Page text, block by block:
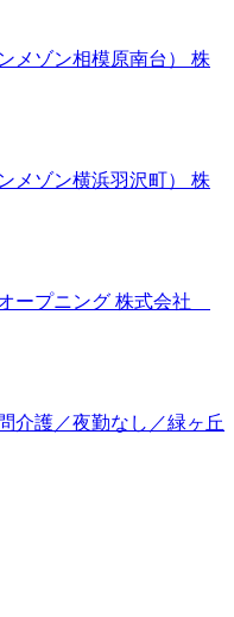
メゾン相模原南台） 株
メゾン横浜羽沢町） 株
ープニング 株式会社
介護／夜勤なし／緑ヶ丘